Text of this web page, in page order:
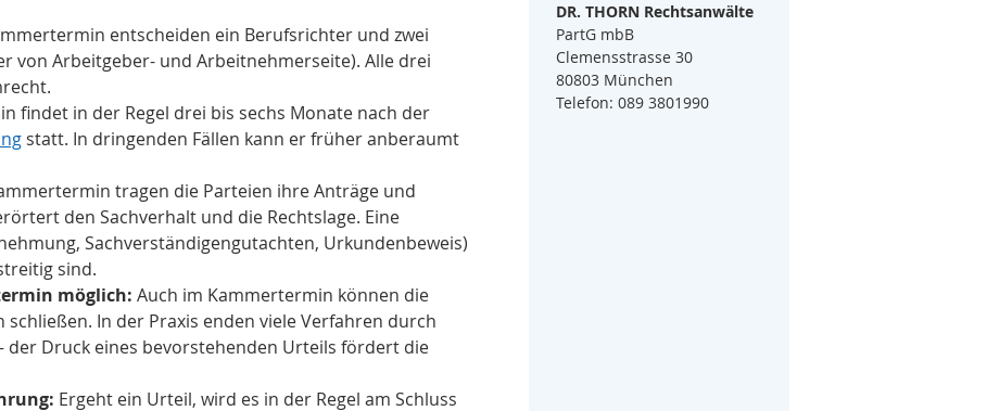
entscheiden ein Berufsrichter und zwei
von Arbeitgeber- und Arbeitnehmerseite). Alle drei
findet in der Regel drei bis sechs Monate nach der
statt. In dringenden Fällen kann er früher anberaumt
tragen die Parteien ihre Anträge und
den Sachverhalt und die Rechtslage. Eine
Sachverständigengutachten, Urkundenbeweis)
sind.
möglich: Auch im Kammertermin können die
schließen. In der Praxis enden viele Verfahren durch
der Druck eines bevorstehenden Urteils fördert die
Ergeht ein Urteil, wird es in der Regel am Schluss
DR. THORN Rechtsanwälte
PartG mbB
Clemensstrasse 30
80803 München
Telefon: 089 3801990